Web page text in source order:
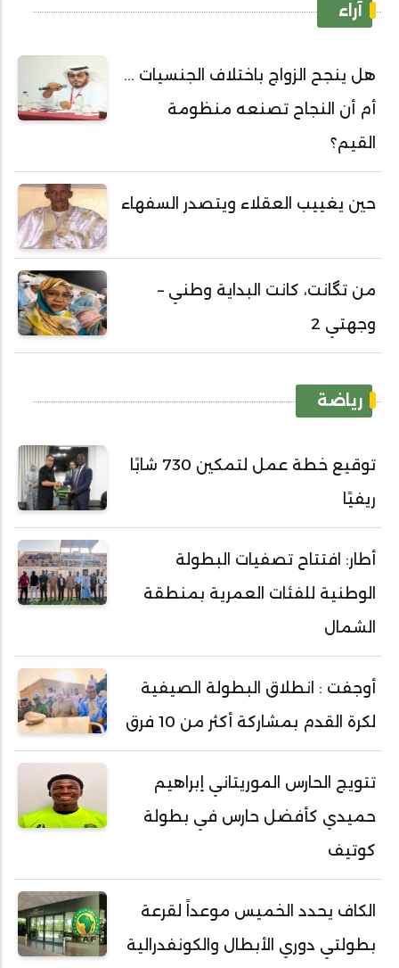
آراء
هل ينجح الزواج باختلاف الجنسيات ...
أم أن النجاح تصنعه منظومة
القيم؟
حين يغييب العقلاء ويتصدر السفهاء
من تگانت، كانت البداية وطني –
وجهتي 2
رياضة
توقيع خطة عمل لتمكين 730 شابًا
ريفيًا
أطار: افتتاح تصفيات البطولة
الوطنية للفئات العمرية بمنطقة
الشمال
أوجفت : انطلاق البطولة الصيفية
لكرة القدم بمشاركة أكثر من 10 فرق
تتويج الحارس الموريتاني إبراهيم
حميدي كأفضل حارس في بطولة
كوتيف
الكاف يحدد الخميس موعداً لقرعة
بطولتي دوري الأبطال والكونفدرالية